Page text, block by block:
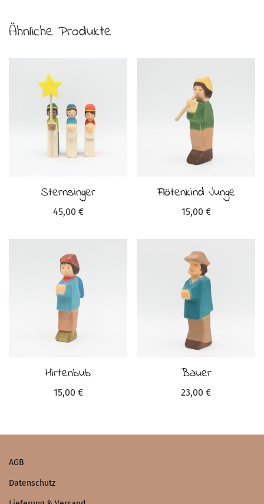
Ähnliche Produkte
Sternsinger
45,00 €
Flötenkind Junge
15,00 €
Hirtenbub
15,00 €
Bauer
23,00 €
AGB
Datenschutz